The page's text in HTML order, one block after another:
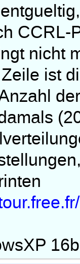
CCRL-
nicht
ist